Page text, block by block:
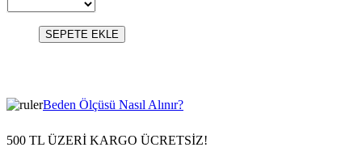
SEPETE EKLE
Beden Ölçüsü Nasıl Alınır?
500 TL ÜZERİ KARGO ÜCRETSİZ!